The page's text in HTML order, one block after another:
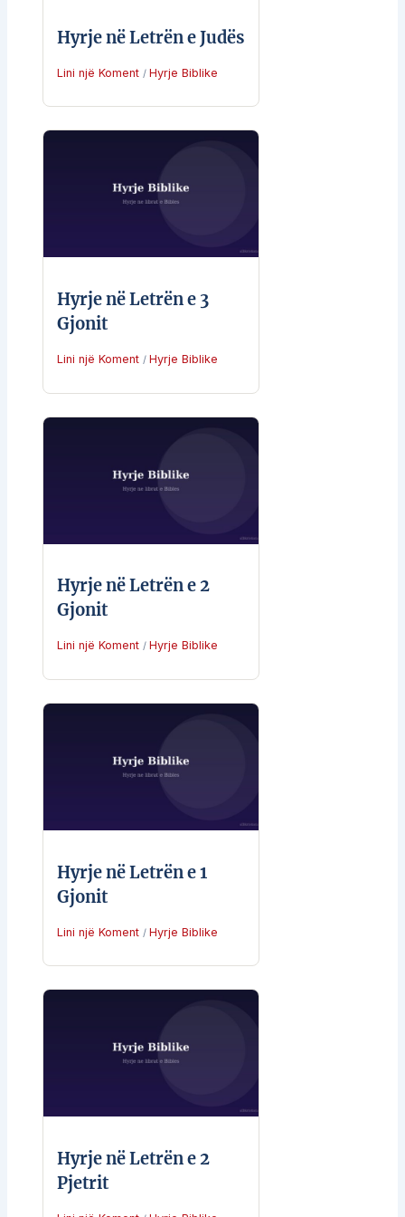
Hyrje në Letrën e Judës
Lini një Koment / Hyrje Biblike
Hyrje në Letrën e 3
Gjonit
Lini një Koment / Hyrje Biblike
Hyrje në Letrën e 2
Gjonit
Lini një Koment / Hyrje Biblike
Hyrje në Letrën e 1
Gjonit
Lini një Koment / Hyrje Biblike
Hyrje në Letrën e 2
Pjetrit